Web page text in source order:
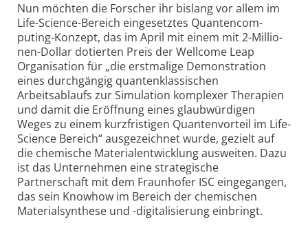
Nun möchten die Forscher ihr bislang vor allem im
Life-Science-Bereich eingesetztes Quan­ten­com­
puting-Konzept, das im April mit einem mit 2-Mil­lio­
nen-Dollar dotierten Preis der Wellcome Leap
Organisation für „die erstmalige Demonstration
eines durchgängig quantenklassischen
Arbeitsablaufs zur Simulation komplexer Therapien
und damit die Eröffnung eines glaubwürdigen
Weges zu einem kurzfristigen Quantenvorteil im Life-
Science Bereich“ ausgezeichnet wurde, gezielt auf
die chemische Materialentwicklung ausweiten. Dazu
ist das Unternehmen eine strategische
Partnerschaft mit dem Fraunhofer ISC eingegangen,
das sein Knowhow im Bereich der chemischen
Materialsynthese und -digitalisierung einbringt.